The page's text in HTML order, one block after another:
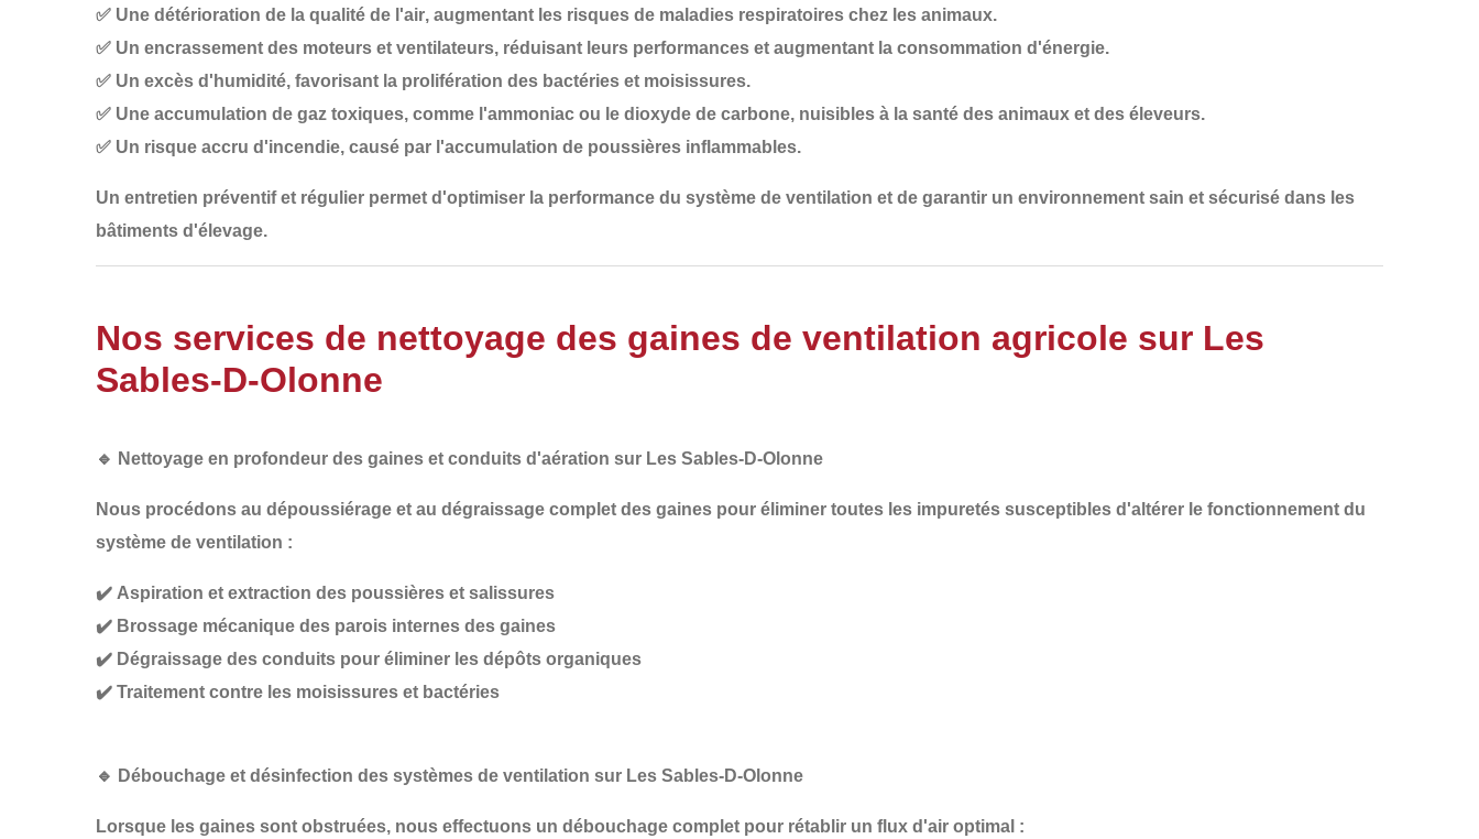
✅ Une détérioration de la qualité de l'air, augmentant les risques de maladies respiratoires chez les animaux.
✅ Un encrassement des moteurs et ventilateurs, réduisant leurs performances et augmentant la consommation d'énergie.
✅ Un excès d'humidité, favorisant la prolifération des bactéries et moisissures.
✅ Une accumulation de gaz toxiques, comme l'ammoniac ou le dioxyde de carbone, nuisibles à la santé des animaux et des éleveurs.
✅ Un risque accru d'incendie, causé par l'accumulation de poussières inflammables.
Un entretien préventif et régulier permet d'optimiser la performance du système de ventilation et de garantir un environnement sain et sécurisé dans les
bâtiments d'élevage.
Nos services de nettoyage des gaines de ventilation agricole sur Les
Sables-D-Olonne
🔹 Nettoyage en profondeur des gaines et conduits d'aération sur Les Sables-D-Olonne
Nous procédons au dépoussiérage et au dégraissage complet des gaines pour éliminer toutes les impuretés susceptibles d'altérer le fonctionnement du
système de ventilation :
✔️ Aspiration et extraction des poussières et salissures
✔️ Brossage mécanique des parois internes des gaines
✔️ Dégraissage des conduits pour éliminer les dépôts organiques
✔️ Traitement contre les moisissures et bactéries
🔹 Débouchage et désinfection des systèmes de ventilation sur Les Sables-D-Olonne
Lorsque les gaines sont obstruées, nous effectuons un débouchage complet pour rétablir un flux d'air optimal :